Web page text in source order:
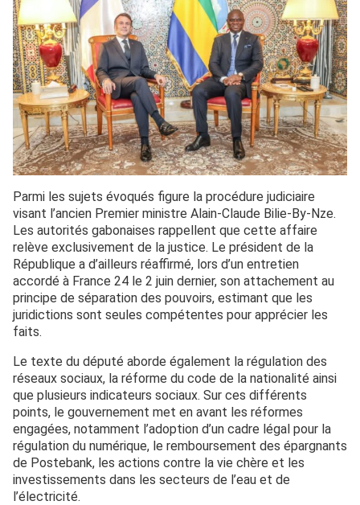
Parmi les sujets évoqués figure la procédure judiciaire
visant l’ancien Premier ministre Alain-Claude Bilie-By-Nze.
Les autorités gabonaises rappellent que cette affaire
relève exclusivement de la justice. Le président de la
République a d’ailleurs réaffirmé, lors d’un entretien
accordé à France 24 le 2 juin dernier, son attachement au
principe de séparation des pouvoirs, estimant que les
juridictions sont seules compétentes pour apprécier les
faits.
Le texte du député aborde également la régulation des
réseaux sociaux, la réforme du code de la nationalité ainsi
que plusieurs indicateurs sociaux. Sur ces différents
points, le gouvernement met en avant les réformes
engagées, notamment l’adoption d’un cadre légal pour la
régulation du numérique, le remboursement des épargnants
de Postebank, les actions contre la vie chère et les
investissements dans les secteurs de l’eau et de
l’électricité.